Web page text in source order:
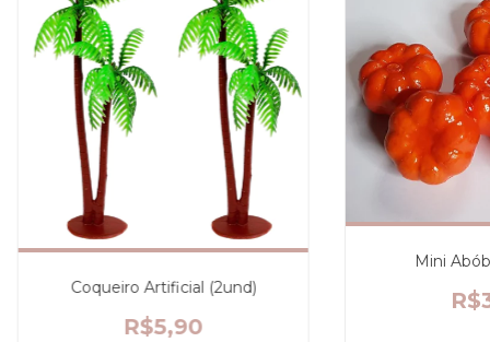
Coqueiro Artificial (2und)
R$5,90
Mini